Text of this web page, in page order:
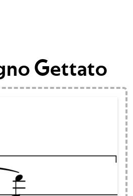
Gettato